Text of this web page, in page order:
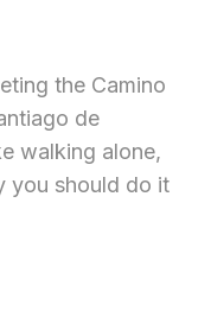
the Camino
de
walking alone,
you should do it